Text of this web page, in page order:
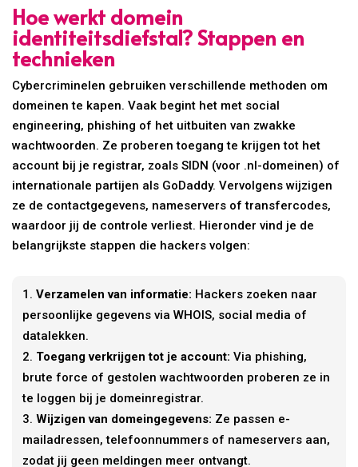
Hoe werkt domein
identiteitsdiefstal? Stappen en
technieken
Cybercriminelen gebruiken verschillende methoden om
domeinen te kapen. Vaak begint het met social
engineering, phishing of het uitbuiten van zwakke
wachtwoorden. Ze proberen toegang te krijgen tot het
account bij je registrar, zoals SIDN (voor .nl-domeinen) of
internationale partijen als GoDaddy. Vervolgens wijzigen
ze de contactgegevens, nameservers of transfercodes,
waardoor jij de controle verliest. Hieronder vind je de
belangrijkste stappen die hackers volgen:
Verzamelen van informatie: Hackers zoeken naar
persoonlijke gegevens via WHOIS, social media of
datalekken.
Toegang verkrijgen tot je account: Via phishing,
brute force of gestolen wachtwoorden proberen ze in
te loggen bij je domeinregistrar.
Wijzigen van domeingegevens: Ze passen e-
mailadressen, telefoonnummers of nameservers aan,
zodat jij geen meldingen meer ontvangt.